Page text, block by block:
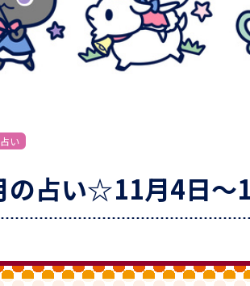
占い
占い☆11月4日～